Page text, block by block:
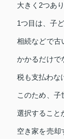
大きく2つあり
1つ目は、子
相続などで古
かかるだけで
税も支払わな
このため、子
選択すること
空き家を売却